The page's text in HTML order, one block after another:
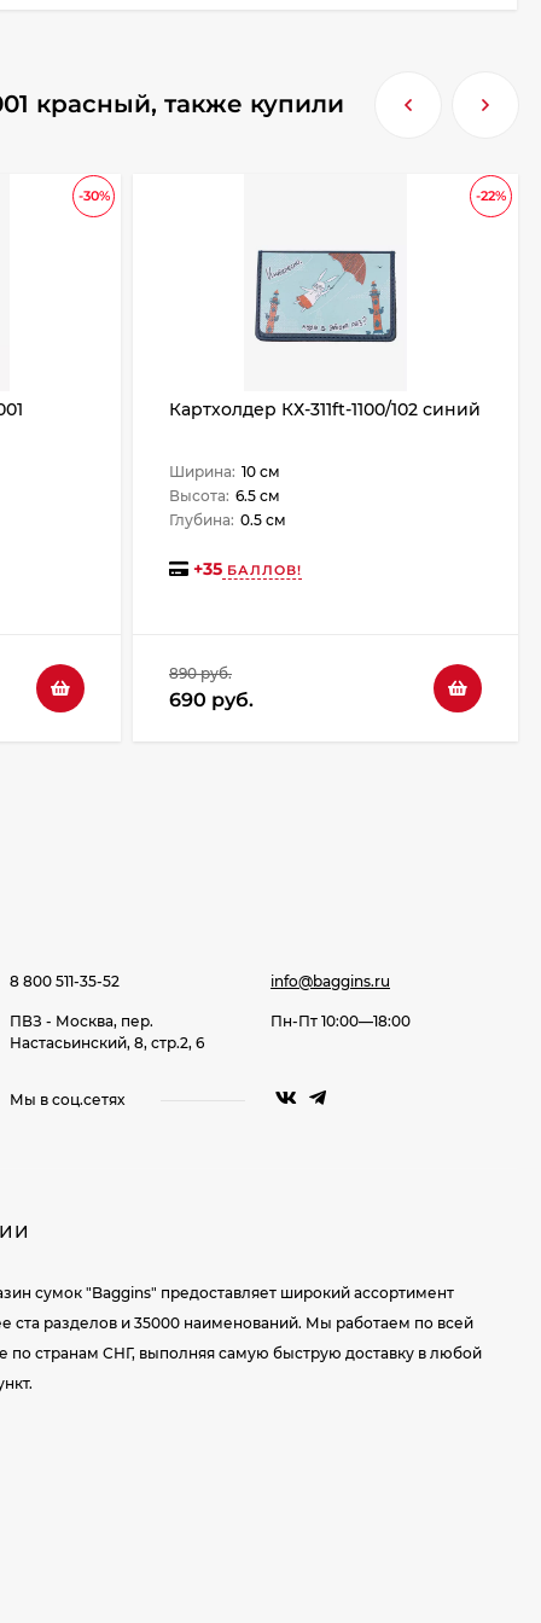
красный, также купили
-30% -22%
Картхолдер КХ-311ft-1100/102 синий
Ширина: 10 см
Высота: 6.5 см
Глубина: 0.5 см
+35 БАЛЛОВ!
890 руб.
690 руб.
8 800 511-35-52
ПВЗ - Москва, пер.
Настасьинский, 8, стр.2, 6
info@baggins.ru
Пн-Пт 10:00—18:00
Мы в соц.сетях
сумок "Baggins" предоставляет широкий ассортимент
ста разделов и 35000 наименований. Мы работаем по всей
по странам СНГ, выполняя самую быструю доставку в любой